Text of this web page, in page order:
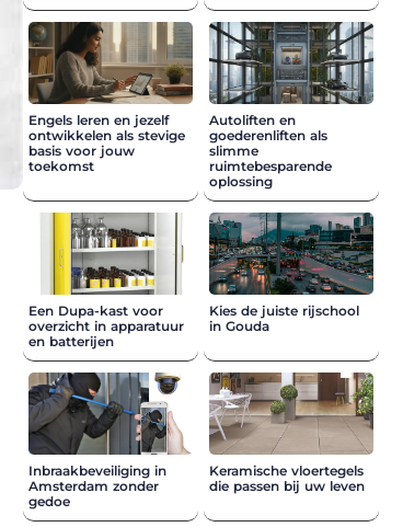
Engels leren en jezelf
ontwikkelen als stevige
basis voor jouw
toekomst
Autoliften en
goederenliften als
slimme
ruimtebesparende
oplossing
Een Dupa-kast voor
overzicht in apparatuur
en batterijen
Kies de juiste rijschool
in Gouda
Inbraakbeveiliging in
Amsterdam zonder
gedoe
Keramische vloertegels
die passen bij uw leven